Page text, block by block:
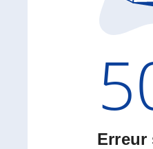
Erreur